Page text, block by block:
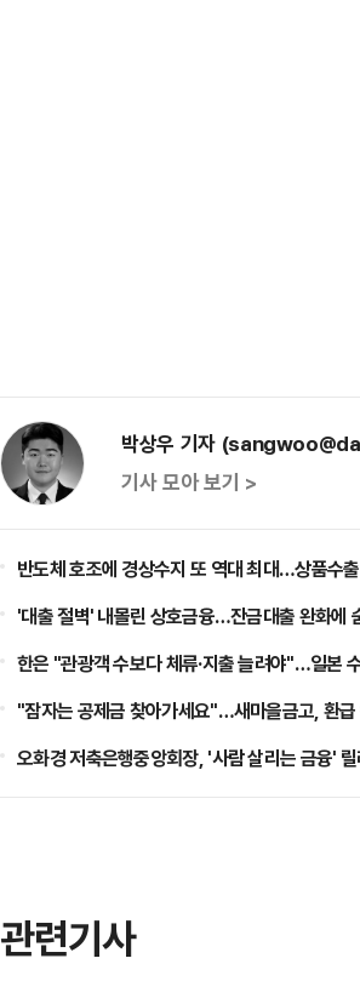
박상우 기자
기사 모아 보기 >
반도체 호조에 경상수지 또 역대 최대…상품수
'대출 절벽' 내몰린 상호금융…잔금대출 완화에
한은 "관광객 수보다 체류·지출 늘려야"…일본
"잠자는 공제금 찾아가세요"…새마을금고, 환급
오화경 저축은행중앙회장, '사람 살리는 금융'
관련기사